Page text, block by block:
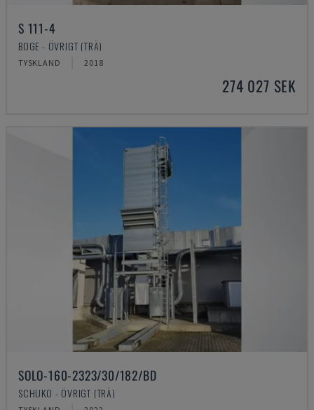
S 111-4
BOGE - ÖVRIGT (TRÄ)
TYSKLAND 2018
274 027 SEK
SOLO-160-2323/30/182/BD
SCHUKO - ÖVRIGT (TRÄ)